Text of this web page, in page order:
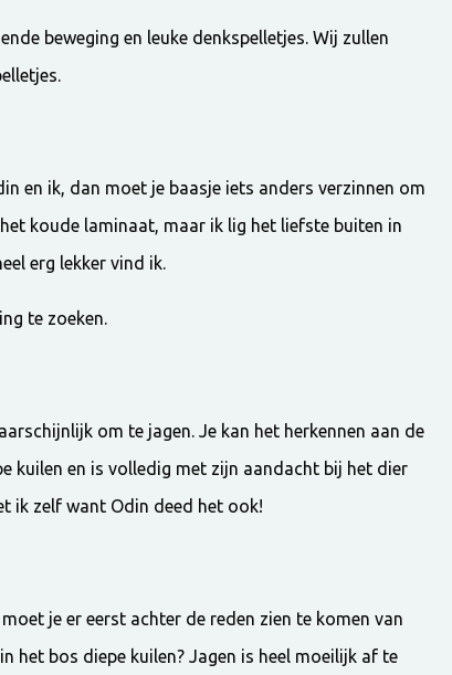
beweging en leuke denkspelletjes. Wij zullen
en ik, dan moet je baasje iets anders verzinnen om
koude laminaat, maar ik lig het liefste buiten in
erg lekker vind ik.
te zoeken.
om te jagen. Je kan het herkennen aan de
kuilen en is volledig met zijn aandacht bij het dier
ik zelf want Odin deed het ook!
je er eerst achter de reden zien te komen van
het bos diepe kuilen? Jagen is heel moeilijk af te